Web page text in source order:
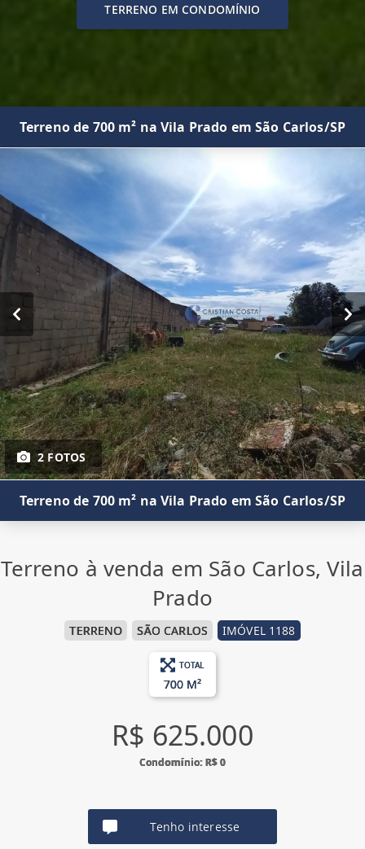
TERRENO EM CONDOMÍNIO
Terreno de 700 m² na Vila Prado em São Carlos/SP
2 FOTOS
Terreno de 700 m² na Vila Prado em São Carlos/SP
Terreno à venda em São Carlos, Vila
Prado
TERRENO SÃO CARLOS IMÓVEL 1188
TOTAL
700 M²
R$ 625.000
Condomínio: R$ 0
Tenho interesse